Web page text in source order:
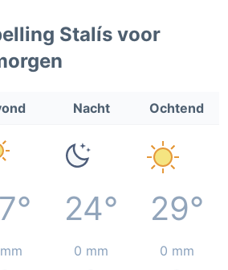
Stalís voor
Nacht Ochtend
24° 29°
0 mm 0 mm